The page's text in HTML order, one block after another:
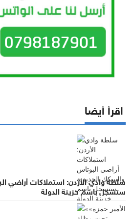
اقرأ أيضا
سلطة وادي الأردن: استملاكات أراضي
ستسجل باسم خزينة الدولة